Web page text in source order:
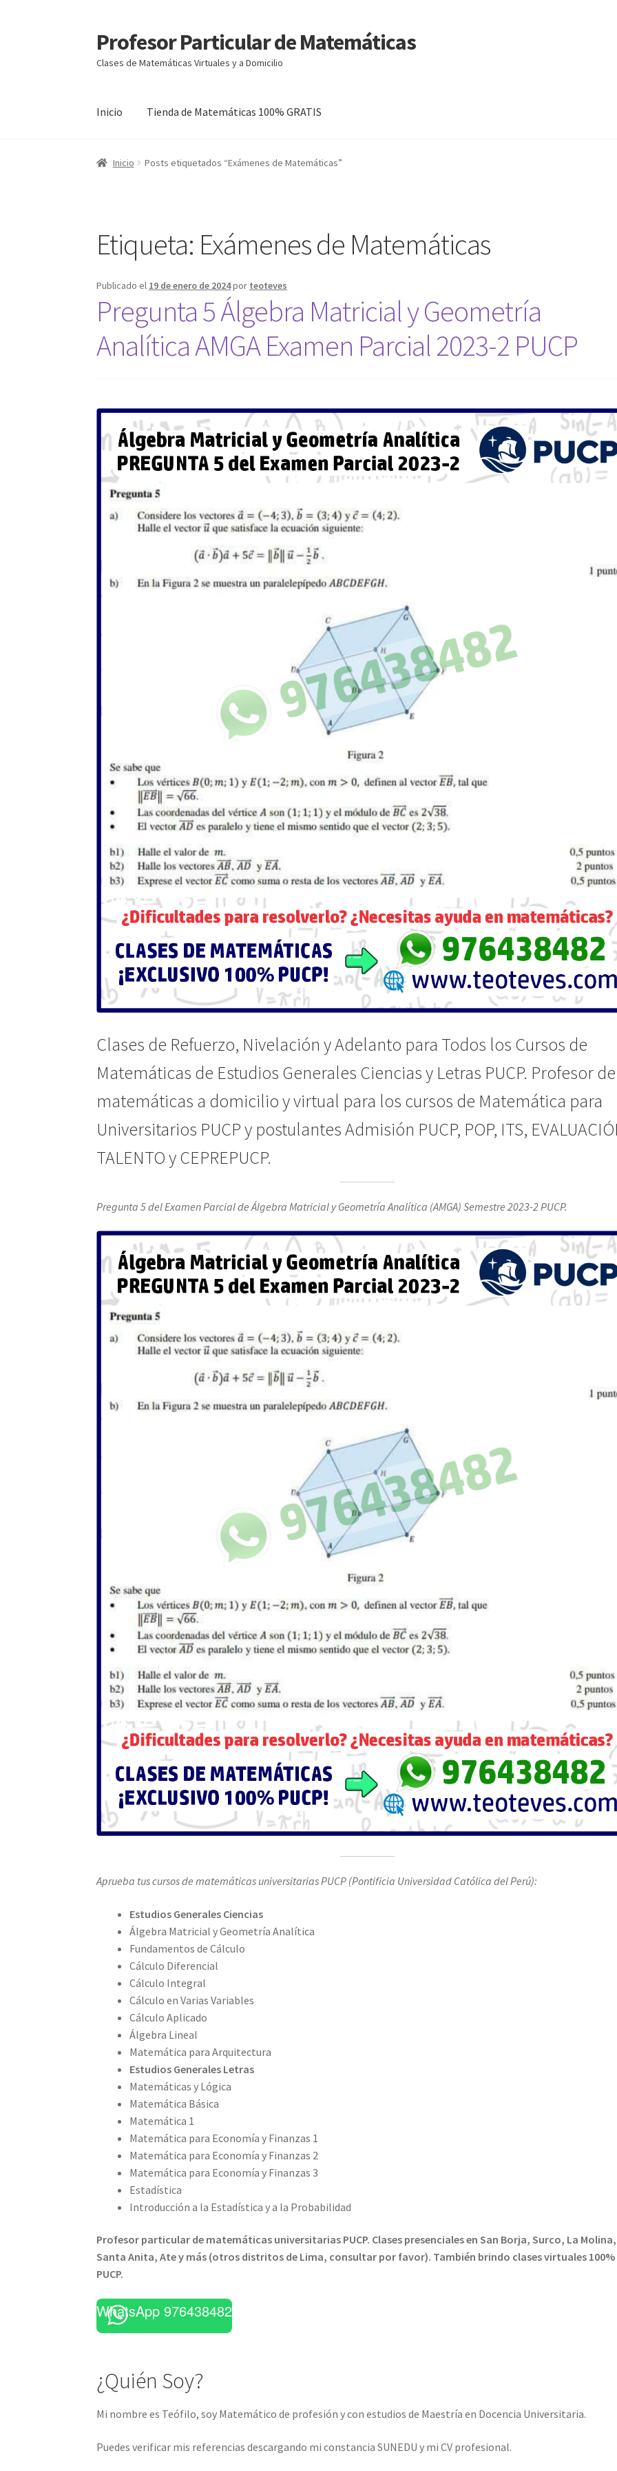
Ir
a
la
Ir
al
contenido
Profesor Particular de Matemáticas
Clases de Matemáticas Virtuales y a Domicilio
Inicio Tienda de Matemáticas 100% GRATIS
Inicio Posts etiquetados “Exámenes de Matemáticas”
Etiqueta: Exámenes de Matemáticas
Publicado el 19 de enero de 2024por teoteves
Pregunta 5 Álgebra Matricial y Geometría
Analítica AMGA Examen Parcial 2023-2 PUCP
Clases de Refuerzo, Nivelación y Adelanto para Todos los Cursos de
Matemáticas de Estudios Generales Ciencias y Letras PUCP. Profesor de
matemáticas a domicilio y virtual para los cursos de Matemática para
Universitarios PUCP y postulantes Admisión PUCP, POP, ITS,
TALENTO y CEPREPUCP.
Pregunta 5 del Examen Parcial de Álgebra Matricial y Geometría Analítica (AMGA) Semestre 2023-2 PUCP.
Aprueba tus cursos de matemáticas universitarias PUCP (Pontificia Universidad Católica del Perú):
Estudios Generales Ciencias
Álgebra Matricial y Geometría Analítica
Fundamentos de Cálculo
Cálculo Diferencial
Cálculo Integral
Cálculo en Varias Variables
Cálculo Aplicado
Álgebra Lineal
Matemática para Arquitectura
Estudios Generales Letras
Matemáticas y Lógica
Matemática Básica
Matemática 1
Matemática para Economía y Finanzas 1
Matemática para Economía y Finanzas 2
Matemática para Economía y Finanzas 3
Estadística
Introducción a la Estadística y a la Probabilidad
Profesor particular de matemáticas universitarias PUCP. Clases presenciales en San Borja, Surco, La Molina,
Santa Anita, Ate y más (otros distritos de Lima, consultar por favor). También brindo clases virtuales 100%
PUCP.
WhatsApp 976438482
¿Quién Soy?
Mi nombre es Teófilo, soy Matemático de profesión y con estudios de Maestría en Docencia Universitaria.
Puedes verificar mis referencias descargando mi constancia SUNEDU y mi CV profesional.